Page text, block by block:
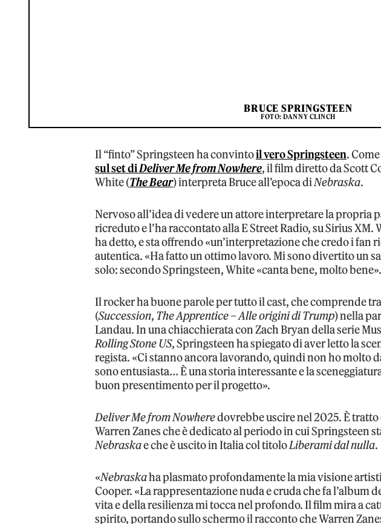
BRUCE SPRINGSTEEN
FOTO: DANNY CLINCH
Il “finto” Springsteen ha convintoil vero Springsteen.
sul set diDeliver Me from Nowhere, il film diretto da Scott
White (The Bear) interpreta Bruce all’epoca diNebraska.
Nervoso all’idea di vedere un attore interpretare la propria
ricreduto e l’ha raccontato alla E Street Radio, su Sirius XM.
ha detto, e sta offrendo «un’interpretazione che credo i fan
autentica. «Ha fatto un ottimo lavoro. Mi sono divertito un
solo: secondo Springsteen, White «canta bene, molto bene».
Il rocker ha buone parole per tutto il cast, che comprende
(Succession, The Apprentice – Alle origini di Trump) nella
Landau. In una chiacchierata con Zach Bryan della serie
Rolling Stone US, Springsteen ha spiegato di aver letto la
regista. «Ci stanno ancora lavorando, quindi non ho molto
sono entusiasta… È una storia interessante e la
buon presentimento per il progetto».
Deliver Me from Nowheredovrebbe uscire nel 2025. È
Warren Zanes che è dedicato al periodo in cui Springsteen
Nebraskae che è uscito in Italia col titoloLiberami dal nulla.
«Nebraskaha plasmato profondamente la mia visione
Cooper. «La rappresentazione nuda e cruda che fa l’album
vita e della resilienza mi tocca nel profondo. Il film mira a
spirito, portando sullo schermo il racconto che Warren